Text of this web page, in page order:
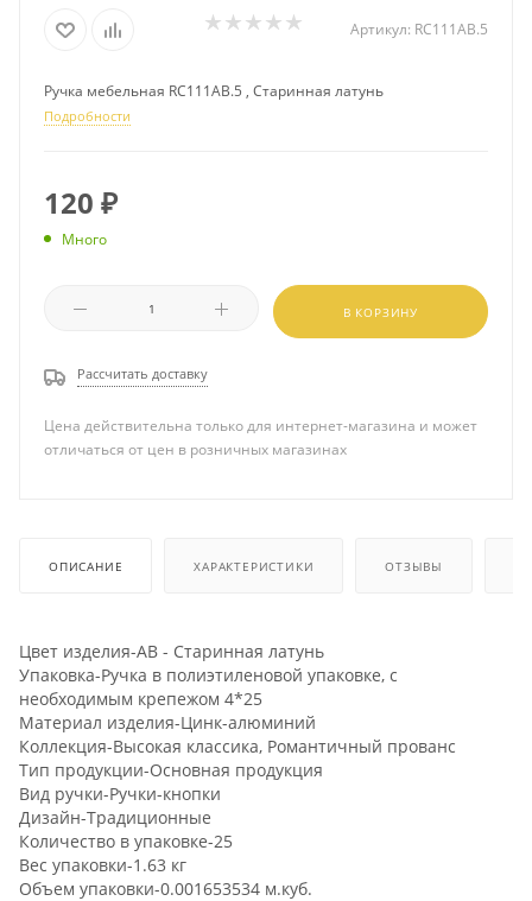
Артикул: RC111AB.5
Ручка мебельная RC111AB.5 , Старинная латунь
Подробности
120 ₽
Много
В КОРЗИНУ
Рассчитать доставку
Цена действительна только для интернет-магазина и может
отличаться от цен в розничных магазинах
ОПИСАНИЕ ХАРАКТЕРИСТИКИ ОТЗЫВЫ
Цвет изделия-AB - Старинная латунь
Упаковка-Ручка в полиэтиленовой упаковке, с
необходимым крепежом 4*25
Материал изделия-Цинк-алюминий
Коллекция-Высокая классика, Романтичный прованс
Тип продукции-Основная продукция
Вид ручки-Ручки-кнопки
Дизайн-Традиционные
Количество в упаковке-25
Вес упаковки-1.63 кг
Объем упаковки-0.001653534 м.куб.